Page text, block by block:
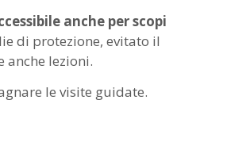
anche per scopi
di protezione, evitato il
anche lezioni.
le visite guidate.